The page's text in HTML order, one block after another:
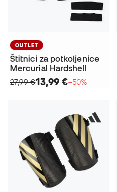
OUTLET
Štitnici za potkoljenice
Mercurial Hardshell
27,99 €13,99 €−50%